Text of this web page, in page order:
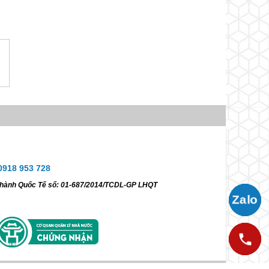
0918 953 728
953 728
Quốc Tế số: 01-687/2014/TCDL-GP LHQT